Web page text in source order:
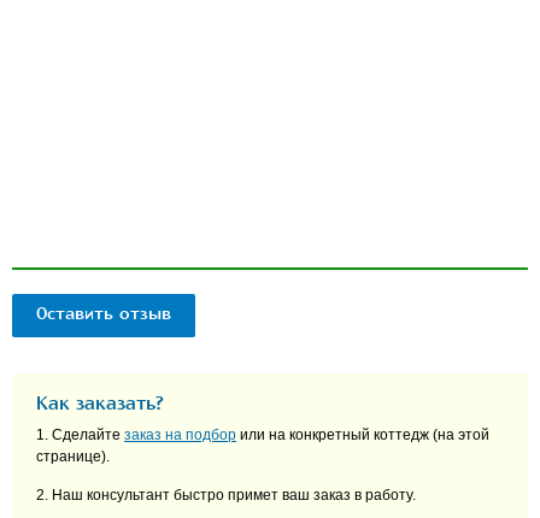
Оставить отзыв
Как заказать?
1. Сделайте заказ на подбор или на конкретный коттедж (на этой
странице).
2. Наш консультант быстро примет ваш заказ в работу.